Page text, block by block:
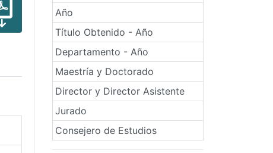
Año
Título Obtenido - Año
Departamento - Año
Maestría y Doctorado
Director y Director Asistente
Jurado
Consejero de Estudios